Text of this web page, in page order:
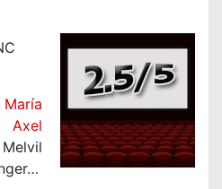
María
Axel